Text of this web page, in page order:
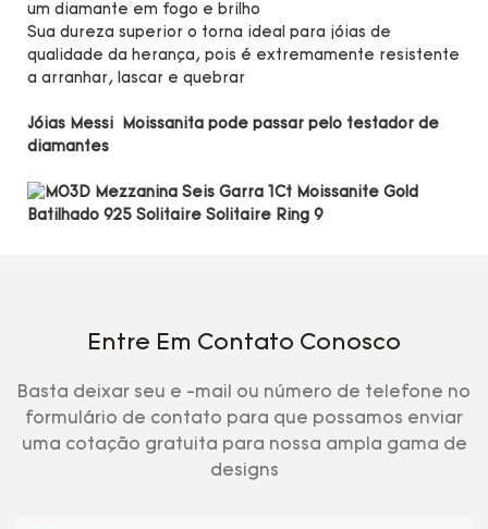
um diamante em fogo e brilho
Sua dureza superior o torna ideal para jóias de
qualidade da herança, pois é extremamente resistente
a arranhar, lascar e quebrar
Jóias Messi Moissanita pode passar pelo testador de
diamantes
Entre Em Contato Conosco
Basta deixar seu e -mail ou número de telefone no
formulário de contato para que possamos enviar
uma cotação gratuita para nossa ampla gama de
designs